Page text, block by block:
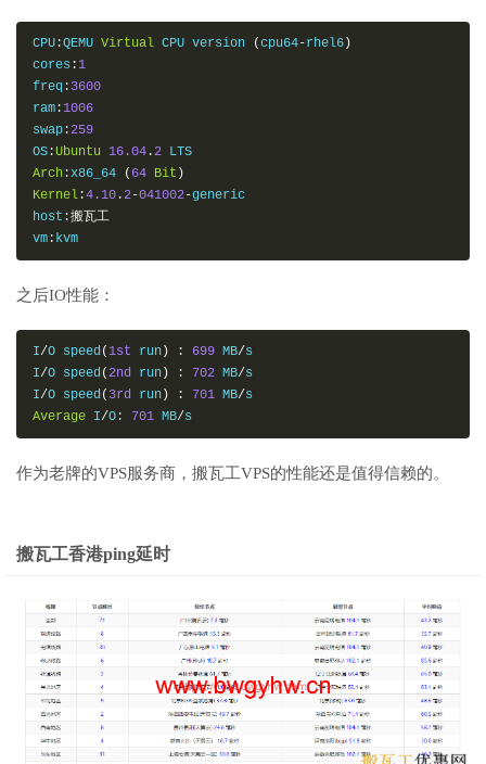
CPU :QEMU Virtual CPU version (cpu64-rhel6 )
cores : 1
freq : 3600
ram : 1006
swap :259
OS :Ubuntu 16.04 .2
Arch :x86_64 ( 64 Bit )
Kernel :4.10 .2-041002-generic
host :搬瓦工
vm : kvm
之后IO性能：
I/O speed( 1st run ) : 699 MB/s
I/O speed(2nd run ) : 702 MB/s
I/O speed( 3rd run ) : 701 MB/
Average I/O : 701 MB/s
作为老牌的VPS服务商，搬瓦工VPS的性能还是值得信赖的。
搬瓦工香港ping延时